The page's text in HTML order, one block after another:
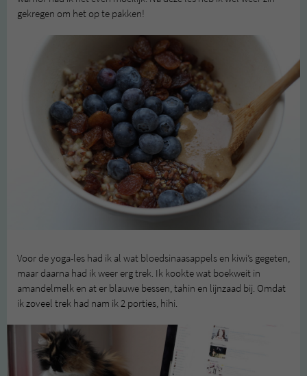
gekregen om het op te pakken!
Voor de yoga-les had ik al wat bloedsinaasappels en kiwi’s gegeten,
maar daarna had ik weer erg trek. Ik kookte wat boekweit in
amandelmelk en at er blauwe bessen, tahin en lijnzaad bij. Omdat
ik zoveel trek had nam ik 2 porties, hihi.